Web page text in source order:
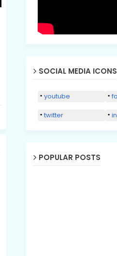
SOCIAL MEDIA ICONS
youtube
twitter
POPULAR POSTS